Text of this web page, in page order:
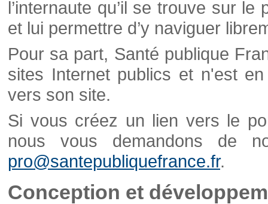
l’internaute qu’il se trouve sur
et lui permettre d’y naviguer
Pour sa part, Santé publique
sites Internet publics et n'est
vers son site.
Si vous créez un lien vers le
nous vous demandons de
pro@santepubliquefrance.fr.
Conception et